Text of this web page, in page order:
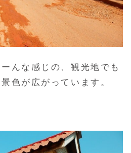
んな感じの、観光地でも
色が広がっています。